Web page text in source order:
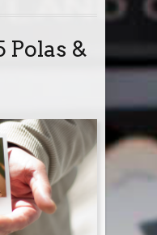
avec moi
en liberté
en vrac
Mains !
vintage
Polas &